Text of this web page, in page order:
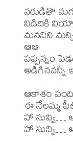
వరుడితొ
విడిదికి
మనవిని
ఆఆ
పప్పన్నం
ఆకాశం
ఈ నేలమ్మ
హా సువ్వి…
హా సువ్వి…